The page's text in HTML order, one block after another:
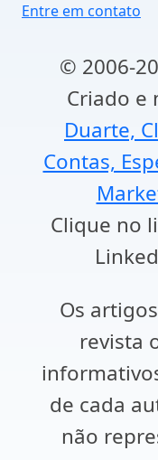
Entre em contato
© 2006-
Criado e
Duarte,
Contas,
Clique no
Os
revista
de cada
não